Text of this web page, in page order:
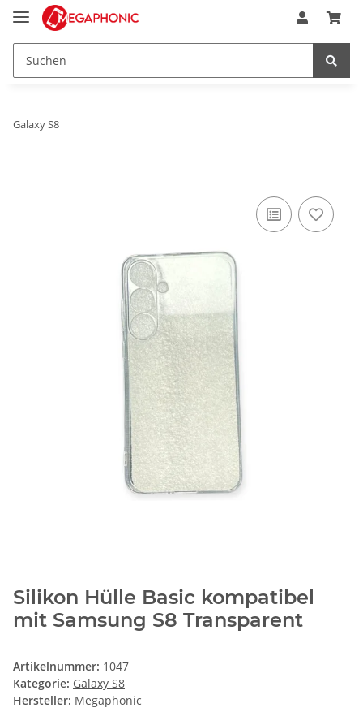
Galaxy S8
Silikon Hülle Basic kompatibel
mit Samsung S8 Transparent
Artikelnummer: 1047
Kategorie: Galaxy S8
Hersteller: Megaphonic